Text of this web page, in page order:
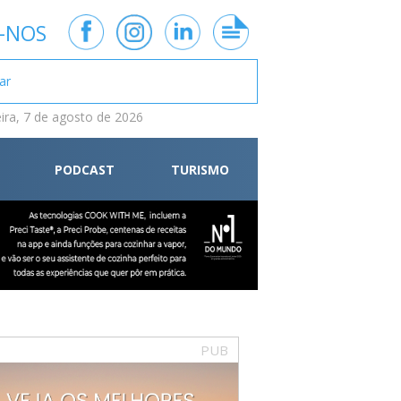
7 de agosto de 2026
PODCAST TURISMO
PUB